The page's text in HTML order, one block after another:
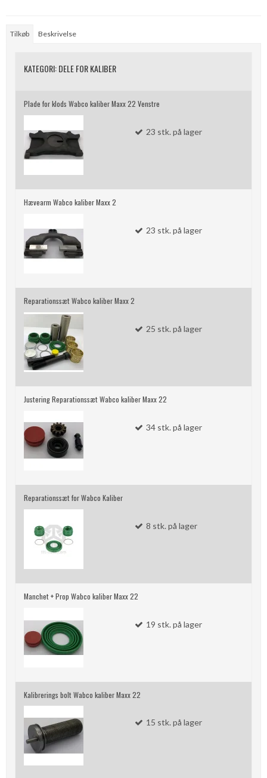
Tilkøb Beskrivelse
KATEGORI:DELE FOR KALIBER
Plade for klods Wabco kaliber Maxx 22 Venstre
23 stk. på lager
Hævearm Wabco kaliber Maxx 2
23 stk.på lager
Reparationssæt Wabco kaliber Maxx 2
25 stk. på lager
Justering Reparationssæt Wabco kaliber Maxx 22
34 stk.på lager
Reparationssæt for Wabco Kaliber
8 stk. på lager
Manchet + Prop Wabco kaliber Maxx 22
19 stk.på lager
Kalibrerings bolt Wabco kaliber Maxx 22
15 stk. på lager